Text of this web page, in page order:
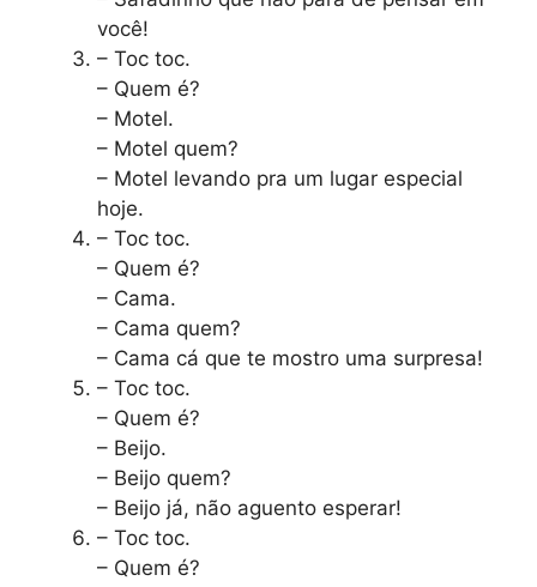
você!
– Toc toc.
– Quem é?
– Motel.
– Motel quem?
– Motel levando pra um lugar especial
hoje.
– Toc toc.
– Quem é?
– Cama.
– Cama quem?
– Cama cá que te mostro uma surpresa!
– Toc toc.
– Quem é?
– Beijo.
– Beijo quem?
– Beijo já, não aguento esperar!
– Toc toc.
– Quem é?